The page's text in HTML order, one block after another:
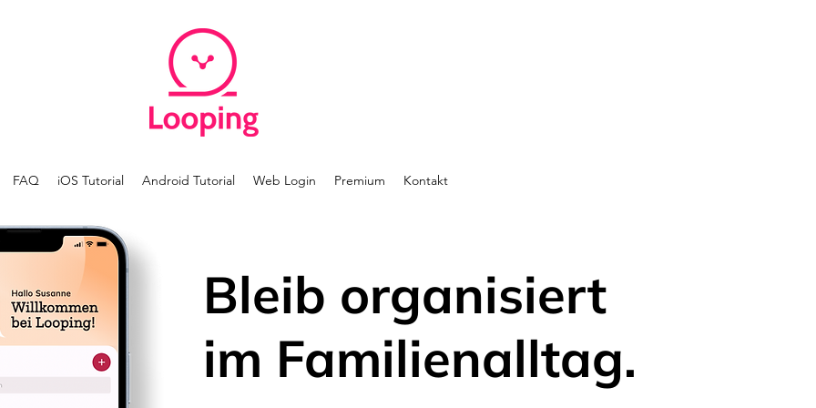
FAQ iOS Tutorial Android Tutorial Web Login Premium Kontakt
Bleib organisiert
im Familienalltag.